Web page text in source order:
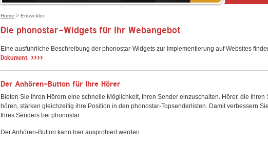
ANTENNE
Home > Entwickler
Die phonostar-Widgets für Ihr Webangebot
Eine ausführliche Beschreibung der phonostar-Widgets zur Implementierung auf Websites
Dokument. ››››
Der Anhören-Button für Ihre Hörer
Bieten Sie Ihren Hörern eine schnelle Möglichkeit, Ihren Sender einzuschalten. Hörer, die Ihren
hören, stärken gleichzeitig ihre Position in den phonostar-Topsenderlisten. Damit verbessern
Ihres Senders bei phonostar.
Der Anhören-Button kann hier ausprobiert werden.